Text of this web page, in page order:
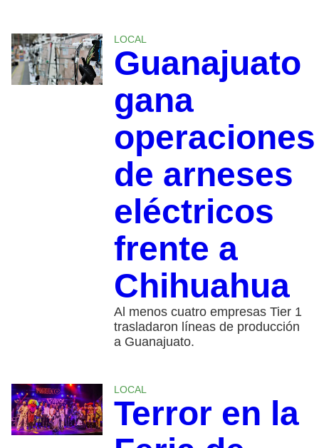
LOCAL
Guanajuato
gana
operaciones
de arneses
eléctricos
frente a
Chihuahua
Al menos cuatro empresas Tier 1
trasladaron líneas de producción
a Guanajuato.
LOCAL
Terror en la